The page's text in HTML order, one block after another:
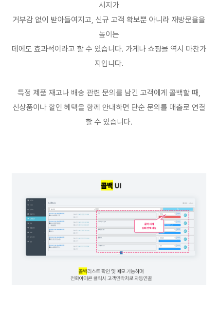
시지가
거부감 없이 받아들여지고, 신규 고객 확보뿐 아니라 재방문율을
높이는
데에도 효과적이라고 할 수 있습니다. 가게나 쇼핑몰 역시 마찬가
지입니다.
특정 제품 재고나 배송 관련 문의를 남긴 고객에게 콜백할 때,
신상품이나 할인 혜택을 함께 안내하면 단순 문의를 매출로 연결
할 수 있습니다.